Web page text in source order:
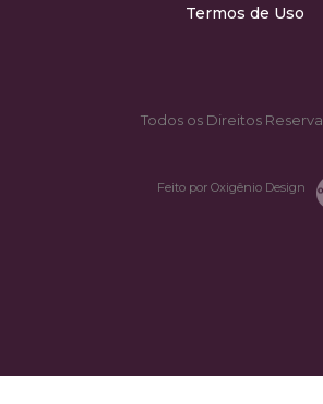
Termos de Uso
Todos os Direitos
Feito por Oxigênio Design